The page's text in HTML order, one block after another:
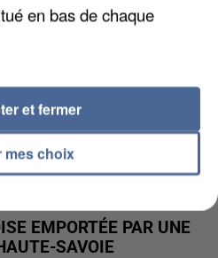
EMPORTÉE PAR UNE
SAVOIE
en bas de chaque
mes choix
et fermer